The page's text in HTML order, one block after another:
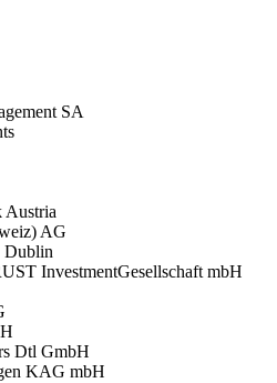
SA
AG
Dublin
InvestmentGesellschaft mbH
Dtl GmbH
KAG mbH